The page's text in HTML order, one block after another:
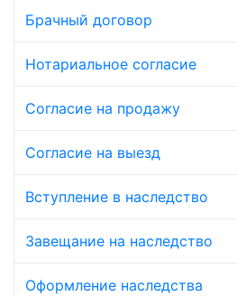
Брачный договор
Нотариальное согласие
Согласие на продажу
Согласие на выезд
Вступление в наследство
Завещание на наследство
Оформление наследства